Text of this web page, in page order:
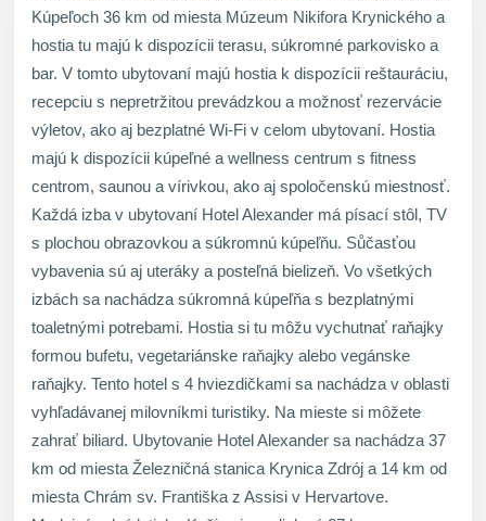
Kúpeľoch 36 km od miesta Múzeum Nikifora Krynického a
hostia tu majú k dispozícii terasu, súkromné parkovisko a
bar. V tomto ubytovaní majú hostia k dispozícii reštauráciu,
recepciu s nepretržitou prevádzkou a možnosť rezervácie
výletov, ako aj bezplatné Wi-Fi v celom ubytovaní. Hostia
majú k dispozícii kúpeľné a wellness centrum s fitness
centrom, saunou a vírivkou, ako aj spoločenskú miestnosť.
Každá izba v ubytovaní Hotel Alexander má písací stôl, TV
s plochou obrazovkou a súkromnú kúpeľňu. Sůčasťou
vybavenia sú aj uteráky a posteľná bielizeň. Vo všetkých
izbách sa nachádza súkromná kúpeľňa s bezplatnými
toaletnými potrebami. Hostia si tu môžu vychutnať raňajky
formou bufetu, vegetariánske raňajky alebo vegánske
raňajky. Tento hotel s 4 hviezdičkami sa nachádza v oblasti
vyhľadávanej milovníkmi turistiky. Na mieste si môžete
zahrať biliard. Ubytovanie Hotel Alexander sa nachádza 37
km od miesta Železničná stanica Krynica Zdrój a 14 km od
miesta Chrám sv. Františka z Assisi v Hervartove.